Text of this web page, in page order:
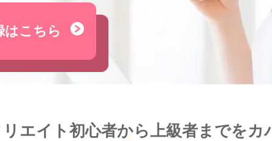
はこちら
エイト初心者から上級者までをカ